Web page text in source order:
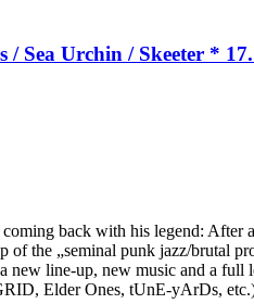
/ Sea Urchin / Skeeter *
coming back with his legend:
of the „seminal punk jazz/brutal
line-up, new music and a full
Elder Ones, tUnE-yArDs,